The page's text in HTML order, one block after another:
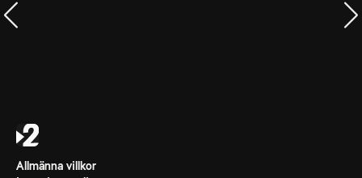
Allmänna villkor